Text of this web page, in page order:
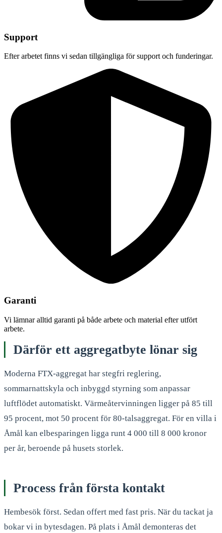
Support
Efter arbetet finns vi sedan tillgängliga för support och funderingar.
Garanti
Vi lämnar alltid garanti på både arbete och material efter utfört
arbete.
Därför ett aggregatbyte lönar sig
Moderna FTX-aggregat har stegfri reglering,
sommarnattskyla och inbyggd styrning som anpassar
luftflödet automatiskt. Värmeåtervinningen ligger på 85 till
95 procent, mot 50 procent för 80-talsaggregat. För en villa i
Åmål kan elbesparingen ligga runt 4 000 till 8 000 kronor
per år, beroende på husets storlek.
Process från första kontakt
Hembesök först. Sedan offert med fast pris. När du tackat ja
bokar vi in bytesdagen. På plats i Åmål demonteras det